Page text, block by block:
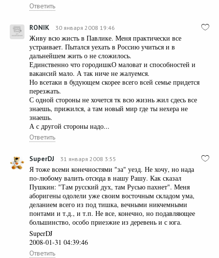
Ответить
RONIK 30 января 2008 19:46
Живу всю жисть в Павлике. Меня практически все
устраивает. Пытался уехать в Россию учиться и в
дальнейшем жить о не сложилось.
Единственно что городишкО маловат и способностей и
вакансий мало. А так ниче не жалуемся.
Но всетаки в будующем скорее всего всей семье придется
перезжать.
С одной стороны не хочется тк всю жизнь жил сдесь все
знаешь, прижился, а там новый мир где ты нехера не
знаешь.
А с другой стороны надо...
Ответить
SuperDJ 31 января 2008 3:55
Я тоже всеми конечностями "за" уезд. Не хочу, но нада
по-любому валить отсюда в нашу Рашу. Как сказал
Пушкин: "Там русский дух, там Русью пахнет". Меня
аборигены одолели уже своим восточным складом ума,
деланием всего из под тишка, вечными никчемными
понтами и т.д., и т.п. Не все, конечно, но подавляющее
большинство, особо приезжие из деревень и с юга.
SuperDJ
2008-01-31 04:39:46
Ответить